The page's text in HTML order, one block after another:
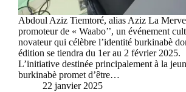
Abdoul Aziz Tiemtoré, alias Aziz La
promoteur de « Waabo’’, un événement
novateur qui célèbre l’identité burkinabè
édition se tiendra du 1er au 2 février 2025.
L’initiative destinée principalement à la
burkinabè promet d’être…
22 janvier 2025